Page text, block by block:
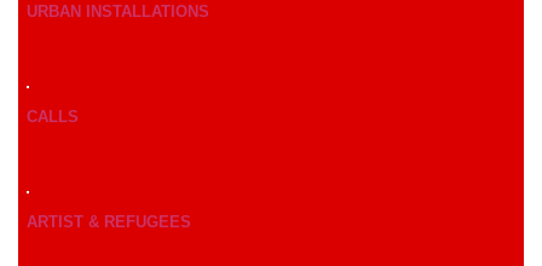
URBAN INSTALLATIONS
CALLS
ARTIST & REFUGEES